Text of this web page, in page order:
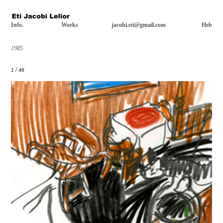
Info. Works jacobi.eti@gmail.com Heb
1 /48
1985